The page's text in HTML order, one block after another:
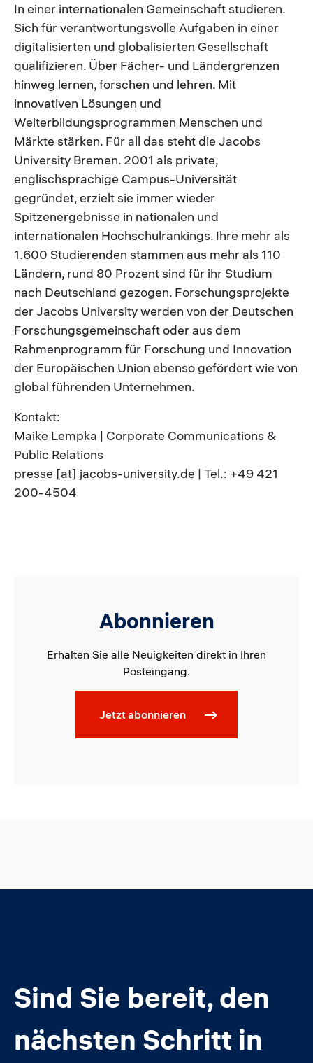
In einer internationalen Gemeinschaft studieren.
Sich für verantwortungsvolle Aufgaben in einer
digitalisierten und globalisierten Gesellschaft
qualifizieren. Über Fächer- und Ländergrenzen
hinweg lernen, forschen und lehren. Mit
innovativen Lösungen und
Weiterbildungsprogrammen Menschen und
Märkte stärken. Für all das steht die Jacobs
University Bremen. 2001 als private,
englischsprachige Campus-Universität
gegründet, erzielt sie immer wieder
Spitzenergebnisse in nationalen und
internationalen Hochschulrankings. Ihre mehr als
1.600 Studierenden stammen aus mehr als 110
Ländern, rund 80 Prozent sind für ihr Studium
nach Deutschland gezogen. Forschungsprojekte
der Jacobs University werden von der Deutschen
Forschungsgemeinschaft oder aus dem
Rahmenprogramm für Forschung und Innovation
der Europäischen Union ebenso gefördert wie von
global führenden Unternehmen.
Kontakt:
Maike Lempka | Corporate Communications &
Public Relations
presse [at] jacobs-university.de | Tel.: +49 421
200-4504
Abonnieren
Erhalten Sie alle Neuigkeiten direkt in Ihren
Posteingang.
Jetzt abonnieren
Sind Sie bereit, den
nächsten Schritt in